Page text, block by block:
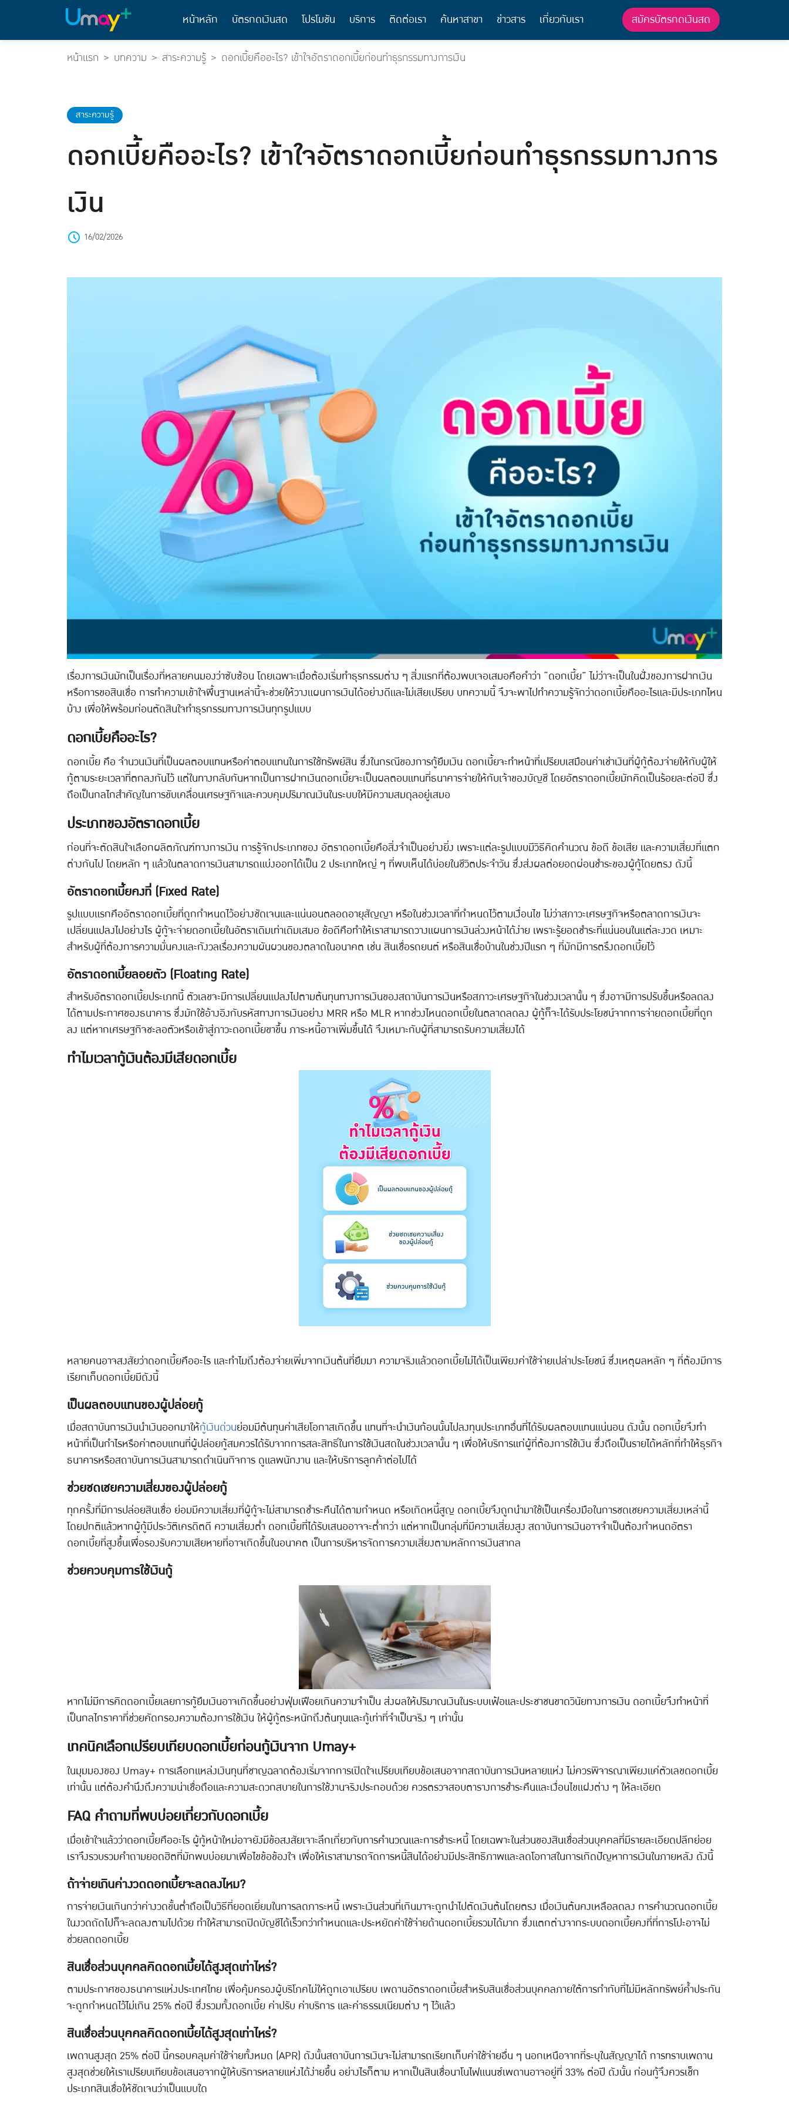
หน้าหลัก บัตรกดเงินสด โปรโมชัน บริการ ติดต่อเรา ค้นหาสาขา ข่าวสาร เกี่ยวกับเรา สมัครบัตรกดเงินสด
หน้าแรก บทความ สาระความรู้ ดอกเบี้ยคืออะไร? เข้าใจอัตราดอกเบี้ยก่อนทำธุรกรรมทางการเงิน
สาระความรู้
ดอกเบี้ยคืออะไร? เข้าใจอัตราดอกเบี้ยก่อนทำธุรกรรมทางการ
เงิน
16/02/2026
เรื่องการเงินมักเป็นเรื่องที่หลายคนมองว่าซับซ้อน โดยเฉพาะเมื่อต้องเริ่มทำธุรกรรมต่าง ๆ สิ่งแรกที่ต้องพบเจอเสมอคือคำว่า “ดอกเบี้ย” ไม่ว่าจะเป็นในฝั่งของการฝากเงิน
หรือการขอสินเชื่อ การทำความเข้าใจพื้นฐานเหล่านี้จะช่วยให้วางแผนการเงินได้อย่างดีและไม่เสียเปรียบ บทความนี้ จึงจะพาไปทำความรู้จักว่าดอกเบี้ยคืออะไรและมีประเภทไหน
บ้าง เพื่อให้พร้อมก่อนตัดสินใจทำธุรกรรมทางการเงินทุกรูปแบบ
ดอกเบี้ยคืออะไร?
ดอกเบี้ย คือ จำนวนเงินที่เป็นผลตอบแทนหรือค่าตอบแทนในการใช้ทรัพย์สิน ซึ่งในกรณีของการกู้ยืมเงิน ดอกเบี้ยจะทำหน้าที่เปรียบเสมือนค่าเช่าเงินที่ผู้กู้ต้องจ่ายให้กับผู้ให้
กู้ตามระยะเวลาที่ตกลงกันไว้ แต่ในทางกลับกันหากเป็นการฝากเงินดอกเบี้ยจะเป็นผลตอบแทนที่ธนาคารจ่ายให้กับเจ้าของบัญชี โดยอัตราดอกเบี้ยมักคิดเป็นร้อยละต่อปี ซึ่ง
ถือเป็นกลไกสำคัญในการขับเคลื่อนเศรษฐกิจและควบคุมปริมาณเงินในระบบให้มีความสมดุลอยู่เสมอ
ประเภทของอัตราดอกเบี้ย
ก่อนที่จะตัดสินใจเลือกผลิตภัณฑ์ทางการเงิน การรู้จักประเภทของ อัตราดอกเบี้ยคือสิ่งจำเป็นอย่างยิ่ง เพราะแต่ละรูปแบบมีวิธีคิดคำนวณ ข้อดี ข้อเสีย และความเสี่ยงที่แตก
ต่างกันไป โดยหลัก ๆ แล้วในตลาดการเงินสามารถแบ่งออกได้เป็น 2 ประเภทใหญ่ ๆ ที่พบเห็นได้บ่อยในชีวิตประจำวัน ซึ่งส่งผลต่อยอดผ่อนชำระของผู้กู้โดยตรง ดังนี้
อัตราดอกเบี้ยคงที่ (Fixed Rate)
รูปแบบแรกคืออัตราดอกเบี้ยที่ถูกกำหนดไว้อย่างชัดเจนและแน่นอนตลอดอายุสัญญา หรือในช่วงเวลาที่กำหนดไว้ตามเงื่อนไข ไม่ว่าสภาวะเศรษฐกิจหรือตลาดการเงินจะ
เปลี่ยนแปลงไปอย่างไร ผู้กู้จะจ่ายดอกเบี้ยในอัตราเดิมเท่าเดิมเสมอ ข้อดีคือทำให้เราสามารถวางแผนการเงินล่วงหน้าได้ง่าย เพราะรู้ยอดชำระที่แน่นอนในแต่ละงวด เหมาะ
สำหรับผู้ที่ต้องการความมั่นคงและกังวลเรื่องความผันผวนของตลาดในอนาคต เช่น สินเชื่อรถยนต์ หรือสินเชื่อบ้านในช่วงปีแรก ๆ ที่มักมีการตรึงดอกเบี้ยไว้
อัตราดอกเบี้ยลอยตัว (Floating Rate)
สำหรับอัตราดอกเบี้ยประเภทนี้ ตัวเลขจะมีการเปลี่ยนแปลงไปตามต้นทุนทางการเงินของสถาบันการเงินหรือสภาวะเศรษฐกิจในช่วงเวลานั้น ๆ ซึ่งอาจมีการปรับขึ้นหรือลดลง
ได้ตามประกาศของธนาคาร ซึ่งมักใช้อ้างอิงกับรหัสทางการเงินอย่าง MRR หรือ MLR หากช่วงไหนดอกเบี้ยในตลาดลดลง ผู้กู้ก็จะได้รับประโยชน์จากการจ่ายดอกเบี้ยที่ถูก
ลง แต่หากเศรษฐกิจชะลอตัวหรือเข้าสู่ภาวะดอกเบี้ยขาขึ้น ภาระหนี้อาจเพิ่มขึ้นได้ จึงเหมาะกับผู้ที่สามารถรับความเสี่ยงได้
ทำไมเวลากู้เงินต้องมีเสียดอกเบี้ย
หลายคนอาจสงสัยว่าดอกเบี้ยคืออะไร และทำไมถึงต้องจ่ายเพิ่มจากเงินต้นที่ยืมมา ความจริงแล้วดอกเบี้ยไม่ได้เป็นเพียงค่าใช้จ่ายเปล่าประโยชน์ ซึ่งเหตุผลหลัก ๆ ที่ต้องมีการ
เรียกเก็บดอกเบี้ยมีดังนี้
เป็นผลตอบแทนของผู้ปล่อยกู้
เมื่อสถาบันการเงินนำเงินออกมาให้กู้เงินด่วนย่อมมีต้นทุนค่าเสียโอกาสเกิดขึ้น แทนที่จะนำเงินก้อนนั้นไปลงทุนประเภทอื่นที่ได้รับผลตอบแทนแน่นอน ดังนั้น ดอกเบี้ยจึงทำ
หน้าที่เป็นกำไรหรือค่าตอบแทนที่ผู้ปล่อยกู้สมควรได้รับจากการสละสิทธิ์ในการใช้เงินสดในช่วงเวลานั้น ๆ เพื่อให้บริการแก่ผู้ที่ต้องการใช้เงิน ซึ่งถือเป็นรายได้หลักที่ทำให้ธุรกิจ
ธนาคารหรือสถาบันการเงินสามารถดำเนินกิจการ ดูแลพนักงาน และให้บริการลูกค้าต่อไปได้
ช่วยชดเชยความเสี่ยงของผู้ปล่อยกู้
ทุกครั้งที่มีการปล่อยสินเชื่อ ย่อมมีความเสี่ยงที่ผู้กู้จะไม่สามารถชำระคืนได้ตามกำหนด หรือเกิดหนี้สูญ ดอกเบี้ยจึงถูกนำมาใช้เป็นเครื่องมือในการชดเชยความเสี่ยงเหล่านี้
โดยปกติแล้วหากผู้กู้มีประวัติเครดิตดี ความเสี่ยงต่ำ ดอกเบี้ยที่ได้รับเสนออาจจะต่ำกว่า แต่หากเป็นกลุ่มที่มีความเสี่ยงสูง สถาบันการเงินอาจจำเป็นต้องกำหนดอัตรา
ดอกเบี้ยที่สูงขึ้นเพื่อรองรับความเสียหายที่อาจเกิดขึ้นในอนาคต เป็นการบริหารจัดการความเสี่ยงตามหลักการเงินสากล
ช่วยควบคุมการใช้เงินกู้
หากไม่มีการคิดดอกเบี้ยเลยการกู้ยืมเงินอาจเกิดขึ้นอย่างฟุ่มเฟือยเกินความจำเป็น ส่งผลให้ปริมาณเงินในระบบเฟ้อและประชาชนขาดวินัยทางการเงิน ดอกเบี้ยจึงทำหน้าที่
เป็นกลไกราคาที่ช่วยคัดกรองความต้องการใช้เงิน ให้ผู้กู้ตระหนักถึงต้นทุนและกู้เท่าที่จำเป็นจริง ๆ เท่านั้น
เทคนิคเลือกเปรียบเทียบดอกเบี้ยก่อนกู้เงินจาก Umay+
ในมุมมองของ Umay+ การเลือกแหล่งเงินทุนที่ชาญฉลาดต้องเริ่มจากการเปิดใจเปรียบเทียบข้อเสนอจากสถาบันการเงินหลายแห่ง ไม่ควรพิจารณาเพียงแค่ตัวเลขดอกเบี้ย
เท่านั้น แต่ต้องคำนึงถึงความน่าเชื่อถือและความสะดวกสบายในการใช้งานจริงประกอบด้วย ควรตรวจสอบตารางการชำระคืนและเงื่อนไขแฝงต่าง ๆ ให้ละเอียด
FAQ คำถามที่พบบ่อยเกี่ยวกับดอกเบี้ย
เมื่อเข้าใจแล้วว่าดอกเบี้ยคืออะไร ผู้กู้หน้าใหม่อาจยังมีข้อสงสัยเจาะลึกเกี่ยวกับการคำนวณและการชำระหนี้ โดยเฉพาะในส่วนของสินเชื่อส่วนบุคคลที่มีรายละเอียดปลีกย่อย
เราจึงรวบรวมคำถามยอดฮิตที่มักพบบ่อยมาเพื่อไขข้อข้องใจ เพื่อให้เราสามารถจัดการหนี้สินได้อย่างมีประสิทธิภาพและลดโอกาสในการเกิดปัญหาการเงินในภายหลัง ดังนี้
ถ้าจ่ายเกินค่างวดดอกเบี้ยจะลดลงไหม?
การจ่ายเงินเกินกว่าค่างวดขั้นต่ำถือเป็นวิธีที่ยอดเยี่ยมในการลดภาระหนี้ เพราะเงินส่วนที่เกินมาจะถูกนำไปตัดเงินต้นโดยตรง เมื่อเงินต้นคงเหลือลดลง การคำนวณดอกเบี้ย
ในงวดถัดไปก็จะลดลงตามไปด้วย ทำให้สามารถปิดบัญชีได้เร็วกว่ากำหนดและประหยัดค่าใช้จ่ายด้านดอกเบี้ยรวมได้มาก ซึ่งแตกต่างจากระบบดอกเบี้ยคงที่ที่การโปะอาจไม่
ช่วยลดดอกเบี้ย
สินเชื่อส่วนบุคคลคิดดอกเบี้ยได้สูงสุดเท่าไหร่?
ตามประกาศของธนาคารแห่งประเทศไทย เพื่อคุ้มครองผู้บริโภคไม่ให้ถูกเอาเปรียบ เพดานอัตราดอกเบี้ยสำหรับสินเชื่อส่วนบุคคลภายใต้การกำกับที่ไม่มีหลักทรัพย์ค้ำประกัน
จะถูกกำหนดไว้ไม่เกิน 25% ต่อปี ซึ่งรวมทั้งดอกเบี้ย ค่าปรับ ค่าบริการ และค่าธรรมเนียมต่าง ๆ ไว้แล้ว
สินเชื่อส่วนบุคคลคิดดอกเบี้ยได้สูงสุดเท่าไหร่?
เพดานสูงสุด 25% ต่อปี นี้ครอบคลุมค่าใช้จ่ายทั้งหมด (APR) ดังนั้นสถาบันการเงินจะไม่สามารถเรียกเก็บค่าใช้จ่ายอื่น ๆ นอกเหนือจากที่ระบุในสัญญาได้ การทราบเพดาน
สูงสุดช่วยให้เราเปรียบเทียบข้อเสนอจากผู้ให้บริการหลายแห่งได้ง่ายขึ้น อย่างไรก็ตาม หากเป็นสินเชื่อนาโนไฟแนนซ์เพดานอาจอยู่ที่ 33% ต่อปี ดังนั้น ก่อนกู้จึงควรเช็ก
ประเภทสินเชื่อให้ชัดเจนว่าเป็นแบบใด